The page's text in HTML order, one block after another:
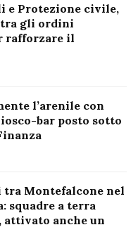
e Protezione civile,
gli ordini
rafforzare il
l’arenile con
bar posto sotto
Montefalcone nel
squadre a terra
attivato anche un